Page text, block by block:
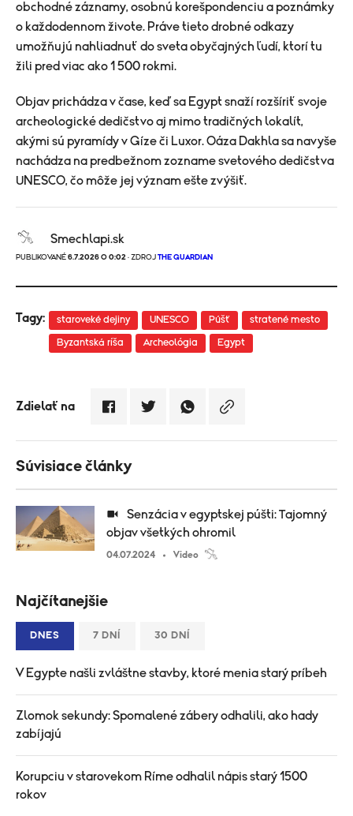
obchodné záznamy, osobnú korešpondenciu a poznámky
o každodennom živote. Práve tieto drobné odkazy
umožňujú nahliadnuť do sveta obyčajných ľudí, ktorí tu
žili pred viac ako 1 500 rokmi.
Objav prichádza v čase, keď sa Egypt snaží rozšíriť svoje
archeologické dedičstvo aj mimo tradičných lokalít,
akými sú pyramídy v Gíze či Luxor. Oáza Dakhla sa navyše
nachádza na predbežnom zozname svetového dedičstva
UNESCO, čo môže jej význam ešte zvýšiť.
Smechlapi.sk
PUBLIKOVANÉ 6.7.2026 O 0:02 · ZDROJ THE GUARDIAN
Tagy: staroveké dejiny UNESCO Púšť stratené mesto
Byzantská ríša Archeológia Egypt
Zdielať na
Súvisiace články
objav všetkých ohromil
04.07.2024 Video
Najčítanejšie
DNES 7 DNÍ 30 DNÍ
V Egypte našli zvláštne stavby, ktoré menia starý príbeh
Zlomok sekundy: Spomalené zábery odhalili, ako hady
zabíjajú
Korupciu v starovekom Ríme odhalil nápis starý 1500
rokov